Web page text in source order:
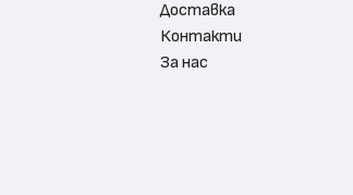
Доставка
Контакти
За нас